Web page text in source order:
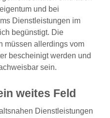
und bei
Dienstleistungen im
begünstigt. Die
müssen allerdings vom
bescheinigt werden und
sein.
weites Feld
Dienstleistungen